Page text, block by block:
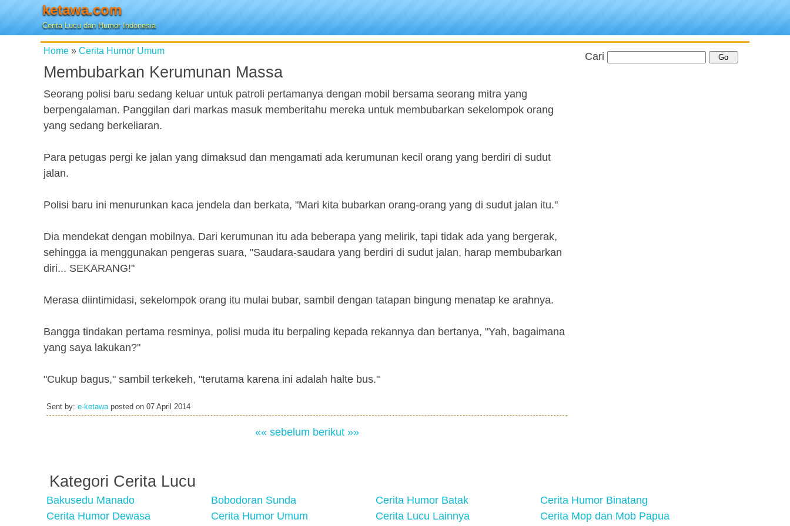
ketawa.com
Cerita Lucu dan Humor Indonesia
Home » Cerita Humor Umum
Membubarkan Kerumunan Massa
Seorang polisi baru sedang keluar untuk patroli pertamanya dengan mobil bersama seorang mitra yang
berpengalaman. Panggilan dari markas masuk memberitahu mereka untuk membubarkan sekelompok orang
yang sedang berkeliaran.
Para petugas pergi ke jalan yang dimaksud dan mengamati ada kerumunan kecil orang yang berdiri di sudut
jalan.
Polisi baru ini menurunkan kaca jendela dan berkata, "Mari kita bubarkan orang-orang yang di sudut jalan itu."
Dia mendekat dengan mobilnya. Dari kerumunan itu ada beberapa yang melirik, tapi tidak ada yang bergerak,
sehingga ia menggunakan pengeras suara, "Saudara-saudara yang berdiri di sudut jalan, harap membubarkan
diri... SEKARANG!"
Merasa diintimidasi, sekelompok orang itu mulai bubar, sambil dengan tatapan bingung menatap ke arahnya.
Bangga tindakan pertama resminya, polisi muda itu berpaling kepada rekannya dan bertanya, "Yah, bagaimana
yang saya lakukan?"
"Cukup bagus," sambil terkekeh, "terutama karena ini adalah halte bus."
Sent by: e-ketawaposted on 07 April 2014
«« sebelum berikut »»
Cari
Kategori Cerita Lucu
Bakusedu Manado Bobodoran Sunda Cerita Humor Batak
Cerita Humor Binatang
Cerita Humor Dewasa
Cerita Humor Umum Cerita Lucu Lainnya Cerita Mop dan Mob Papua